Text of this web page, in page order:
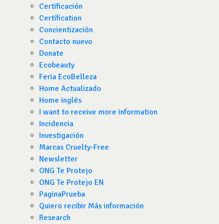
Certificación
Certification
Concientización
Contacto nuevo
Donate
Ecobeauty
Feria EcoBelleza
Home Actualizado
Home inglés
I want to receive more information
Incidencia
Investigación
Marcas Cruelty-Free
Newsletter
ONG Te Protejo
ONG Te Protejo EN
PaginaPrueba
Quiero recibir Más información
Research